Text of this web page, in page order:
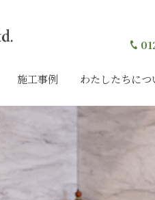
施工事例 わたしたちにつ